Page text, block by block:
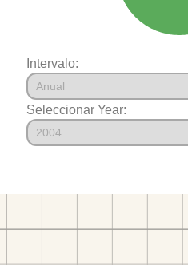
Intervalo:
Seleccionar Year: